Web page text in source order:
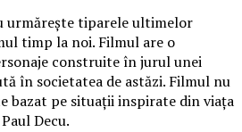
urmărește tiparele ultimelor
timp la noi. Filmul are o
construite în jurul unei
în societatea de astăzi. Filmul nu
bazat pe situații inspirate din viața
Decu.